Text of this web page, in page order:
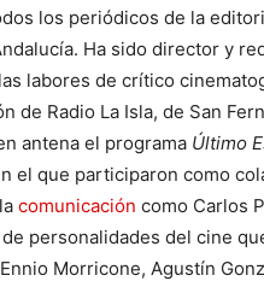
los periódicos de la
Ha sido director y
labores de crítico
de Radio La Isla, de San
antena el programa Último
el que participaron como
comunicación como Carlos
personalidades del cine
Morricone, Agustín